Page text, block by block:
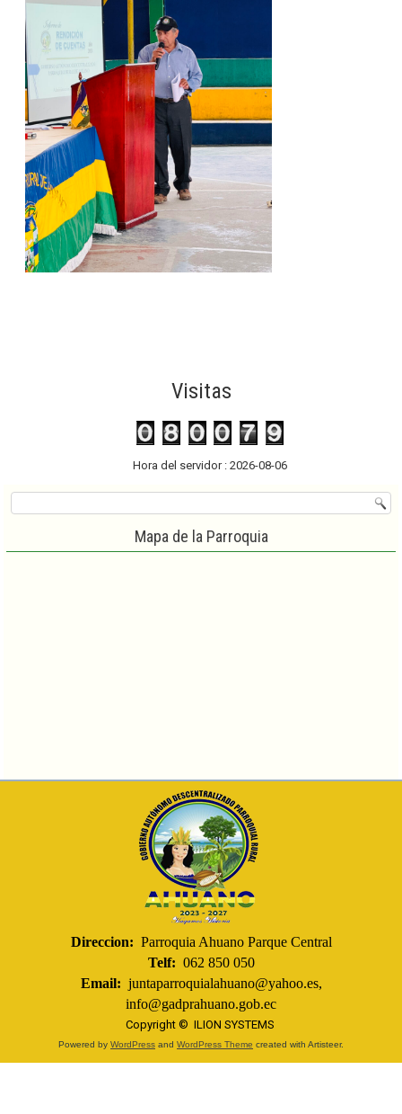
Visitas
Hora del servidor : 2026-08-06
Mapa de la Parroquia
Direccion: Parroquia Ahuano Parque Central
Telf: 062 850 050
Email: juntaparroquialahuano@yahoo.es,
info@gadprahuano.gob.ec
Copyright © ILION SYSTEMS
Powered by WordPress and WordPress Theme created with Artisteer.